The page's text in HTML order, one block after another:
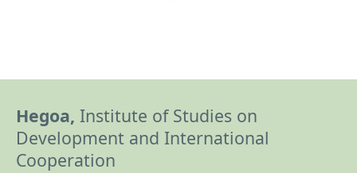
Hegoa, Institute of Studies on
Development and International
Cooperation